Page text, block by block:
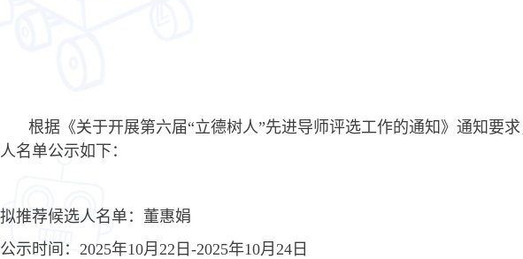
根据《关于开展第六届“立德树人”先进导师评选工作的通知》通知要
人名单公示如下：
拟推荐候选人名单： 董惠娟
公示时间： 2025年10月 22 日 -2025年10月 24 日